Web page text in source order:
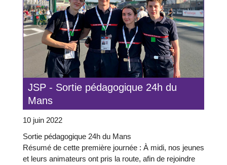
JSP - Sortie pédagogique 24h du
Mans
10 juin 2022
Sortie pédagogique 24h du Mans
Résumé de cette première journée : À midi, nos jeunes
et leurs animateurs ont pris la route, afin de rejoindre